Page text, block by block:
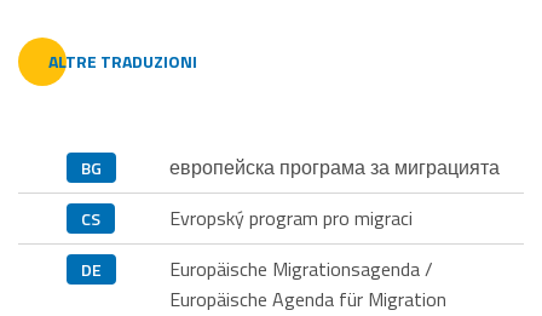
ALTRE TRADUZIONI
BG европейска програма за миграцията
CS Evropský program pro migraci
DE
Europäische Migrationsagenda /
Europäische Agenda für Migration